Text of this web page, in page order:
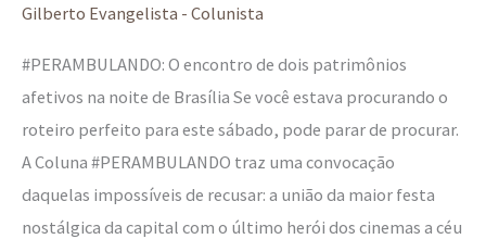
Gilberto Evangelista - Colunista
#PERAMBULANDO: O encontro de dois patrimônios
afetivos na noite de Brasília Se você estava procurando o
roteiro perfeito para este sábado, pode parar de procurar.
A Coluna #PERAMBULANDO traz uma convocação
daquelas impossíveis de recusar: a união da maior festa
nostálgica da capital com o último herói dos cinemas a céu
80
volta
ao
Cine
Drive-
In